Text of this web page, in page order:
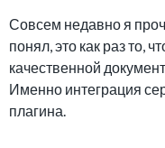
Совсем недавно я
понял, это как раз то,
качественной
Именно интеграция
плагина.